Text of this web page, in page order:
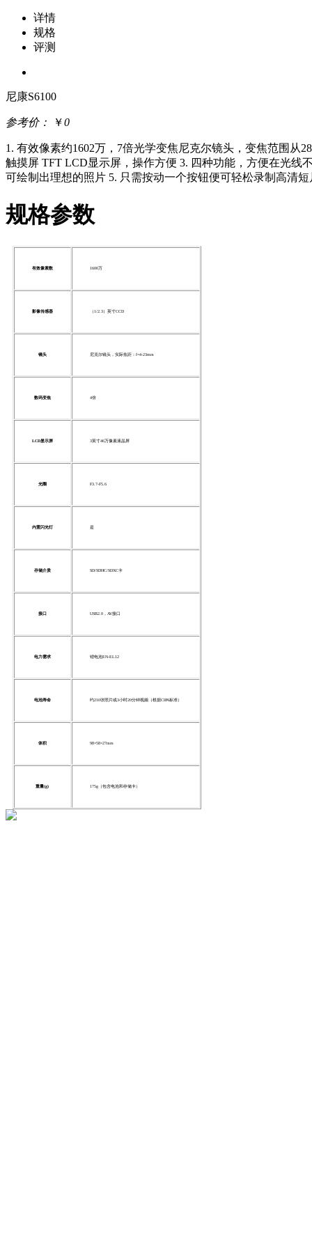
详情
规格
评测
尼康S6100
参考价： ￥0
1. 有效像素约1602万，7倍光学变焦尼克尔镜头，变焦范围从
触摸屏 TFT LCD显示屏，操作方便 3. 四种功能，方便在光线
可绘制出理想的照片 5. 只需按动一个按钮便可轻松录制高清短
规格参数
有效像素数 1600万
影像传感器 （1/2.3）英寸CCD
镜头 尼克尔镜头，实际焦距：f=4-23mm
数码变焦 4倍
LCD显示屏 3英寸46万像素液晶屏
光圈 F3.7-F5.6
内置闪光灯 是
存储介质 SD/SDHC/SDXC卡
接口 USB2.0，AV接口
电力需求 锂电池EN-EL12
电池寿命 约210张照片或3小时20分钟视频（根据CIPA标准）
体积 98×58×27mm
重量(g) 175g（包含电池和存储卡）